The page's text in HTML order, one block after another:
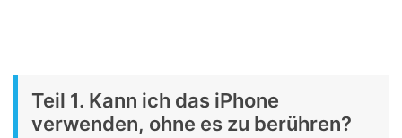
Teil 1. Kann ich das iPhone
verwenden, ohne es zu berühren?